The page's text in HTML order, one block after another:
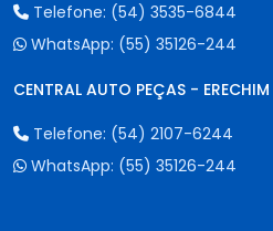
Telefone: (54) 3535-6844
WhatsApp: (55) 35126-244
CENTRAL AUTO PEÇAS - ERECHIM
Telefone: (54) 2107-6244
WhatsApp: (55) 35126-244